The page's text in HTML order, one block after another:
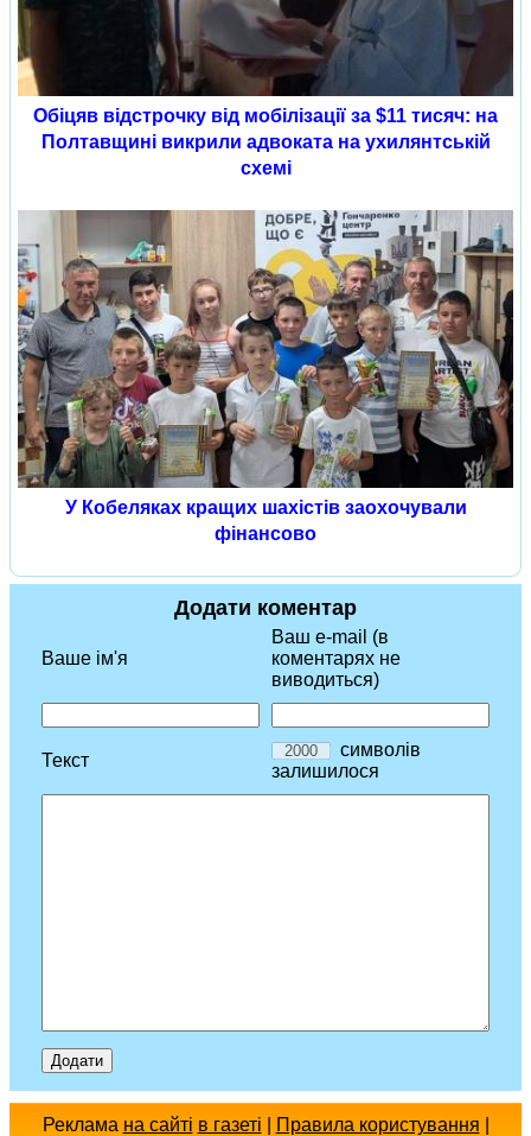
Обіцяв відстрочку від мобілізації за $11 тисяч: на
Полтавщині викрили адвоката на ухилянтській
схемі
У Кобеляках кращих шахістів заохочували
фінансово
Додати коментар
Ваше ім'я
Ваш e-mail (в
коментарях не
виводиться)
Текст
символів
залишилося
Реклама на сайті в газеті Правила користування